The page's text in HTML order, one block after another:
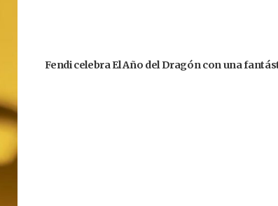
Fendi celebra El Año del Dragón con una